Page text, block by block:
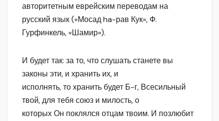
авторитетным еврейским переводам на
русский язык («Мосад ha-рав Кук», Ф.
Гурфинкель, «Шамир»).
И будет так: за то, что слушать станете вы
законы эти, и хранить их, и
исполнять, то хранить будет Б-г, Всесильный
твой, для тебя союз и милость, о
которых Он поклялся отцам твоим. И позлюбит